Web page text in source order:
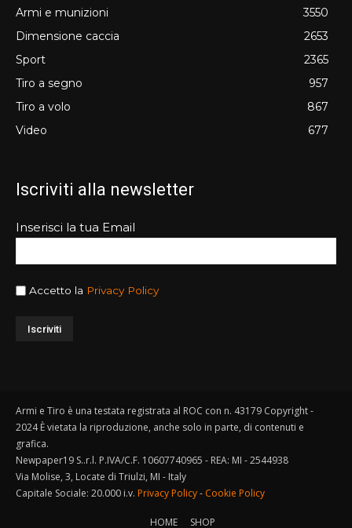
Armi e munizioni
3550
Dimensione caccia
2653
Sport
2365
Tiro a segno
957
Tiro a volo
867
Video
677
Iscriviti alla newsletter
Inserisci la tua Email
Accetto la Privacy Policy
Armi e Tiro è una testata registrata al ROC con n. 43179 Copyright -
2024 È vietata la riproduzione, anche solo in parte, di contenuti e
grafica.
Newpaper19 S..r.l. P.IVA/C.F. 10607740965 - REA: MI - 2544938
Via Molise, 3, Locate di Triulzi, MI - Italy
Capitale Sociale: 20.000 i.v. Privacy Policy- Cookie Policy
HOME SHOP